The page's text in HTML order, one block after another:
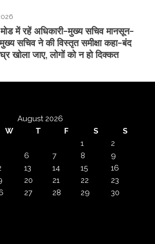
में रहें अधिकारी-मुख्य सचिव मानसून-
सचिव ने की विस्तृत समीक्षा कहा-बंद
खोला जाए, लोगों को न हो दिक्कत
August 2026
W T F S
S
1
2
6 7 8
9
13 14 15
16
20 21 22
23
27 28 29
30